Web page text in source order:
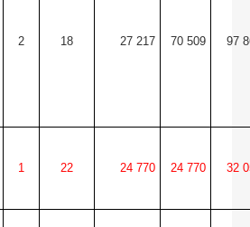
2 18 27 217 70 509 97
1 22 24 770 24 770 32